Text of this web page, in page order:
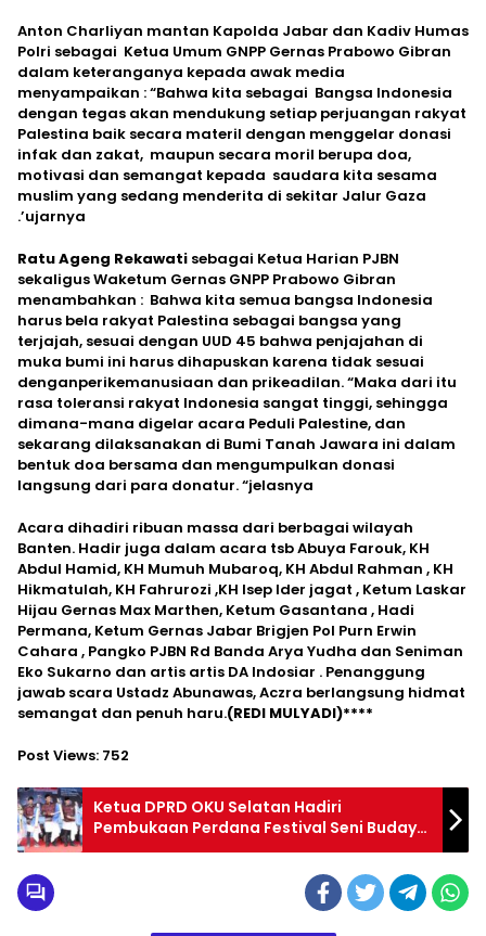
Anton Charliyan mantan Kapolda Jabar dan Kadiv Humas
Polri sebagai Ketua Umum GNPP Gernas Prabowo Gibran
dalam keteranganya kepada awak media
menyampaikan : “Bahwa kita sebagai Bangsa Indonesia
dengan tegas akan mendukung setiap perjuangan rakyat
Palestina baik secara materil dengan menggelar donasi
infak dan zakat, maupun secara moril berupa doa,
motivasi dan semangat kepada saudara kita sesama
muslim yang sedang menderita di sekitar Jalur Gaza
.’ujarnya
Ratu Ageng Rekawati sebagai Ketua Harian PJBN
sekaligus Waketum Gernas GNPP Prabowo Gibran
menambahkan : Bahwa kita semua bangsa Indonesia
harus bela rakyat Palestina sebagai bangsa yang
terjajah, sesuai dengan UUD 45 bahwa penjajahan di
muka bumi ini harus dihapuskan karena tidak sesuai
denganperikemanusiaan dan prikeadilan. “Maka dari itu
rasa toleransi rakyat Indonesia sangat tinggi, sehingga
dimana-mana digelar acara Peduli Palestine, dan
sekarang dilaksanakan di Bumi Tanah Jawara ini dalam
bentuk doa bersama dan mengumpulkan donasi
langsung dari para donatur. “jelasnya
Acara dihadiri ribuan massa dari berbagai wilayah
Banten. Hadir juga dalam acara tsb Abuya Farouk, KH
Abdul Hamid, KH Mumuh Mubaroq, KH Abdul Rahman , KH
Hikmatulah, KH Fahrurozi ,KH Isep Ider jagat , Ketum Laskar
Hijau Gernas Max Marthen, Ketum Gasantana , Hadi
Permana, Ketum Gernas Jabar Brigjen Pol Purn Erwin
Cahara , Pangko PJBN Rd Banda Arya Yudha dan Seniman
Eko Sukarno dan artis artis DA Indosiar . Penanggung
jawab scara Ustadz Abunawas, Aczra berlangsung hidmat
semangat dan penuh haru.(REDI MULYADI)****
Post Views: 752
Ketua DPRD OKU Selatan Hadiri
Pembukaan Perdana Festival Seni Budaya
Danau Rakihan